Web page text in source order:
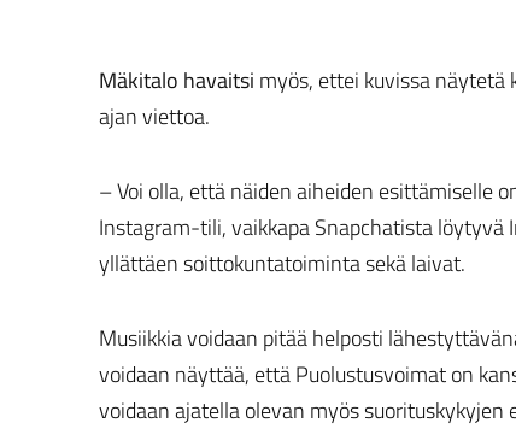
Mäkitalo havaitsi myös, ettei kuvissa
ajan viettoa.
– Voi olla, että näiden aiheiden esittämiselle
Instagram-tili, vaikkapa Snapchatista
yllättäen soittokuntatoiminta sekä laivat.
Musiikkia voidaan pitää helposti
voidaan näyttää, että Puolustusvoimat on
voidaan ajatella olevan myös